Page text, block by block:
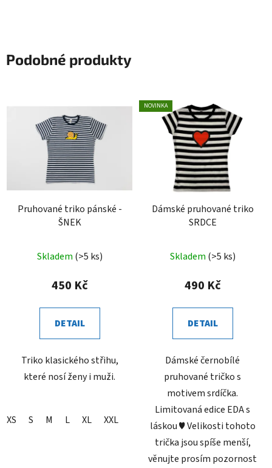
Podobné produkty
Pruhované triko pánské -
ŠNEK
Skladem (>5 ks)
450 Kč
DETAIL
Triko klasického střihu,
které nosí ženy i muži.
XS S M L XL XXL
NOVINKA
Dámské pruhované triko
SRDCE
Skladem (>5 ks)
490 Kč
DETAIL
Dámské černobílé
pruhované tričko s
motivem srdíčka.
Limitovaná edice EDA s
láskou ♥ Velikosti tohoto
trička jsou spíše menší,
věnujte prosím pozornost